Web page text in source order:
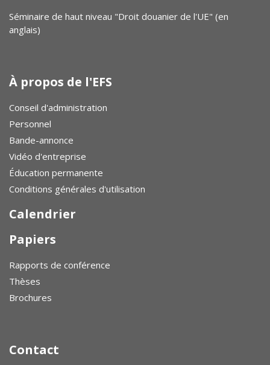
Séminaire de haut niveau "Droit douanier de l'UE" (en
anglais)
À propos de l'EFS
Conseil d'administration
Personnel
Bande-annonce
Vidéo d'entreprise
Éducation permanente
Conditions générales d'utilisation
Calendrier
Papiers
Rapports de conférence
Thèses
Brochures
Contact